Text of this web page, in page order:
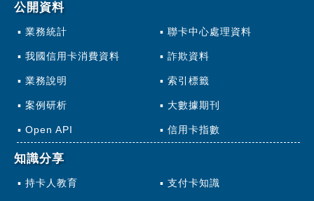
公開資料
業務統計 聯卡中心處理資料
我國信用卡消費資料 詐欺資料
業務說明 索引標籤
案例研析 大數據期刊
Open API 信用卡指數
知識分享
持卡人教育 支付卡知識